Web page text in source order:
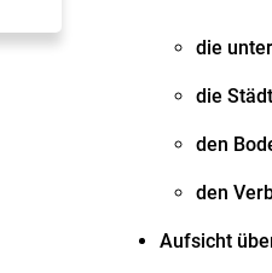
die
die
den
den
Aufsicht